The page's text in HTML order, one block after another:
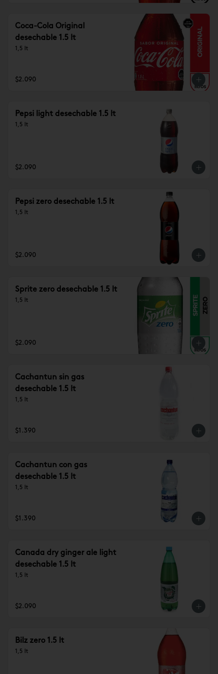
Coca-Cola Original
desechable 1.5 lt
1,5 lt
$2.090
Pepsi light desechable 1.5 lt
1,5 lt
$2.090
Pepsi zero desechable 1.5 lt
1,5 lt
$2.090
Sprite zero desechable 1.5 lt
1,5 lt
$2.090
Cachantun sin gas
desechable 1.5 lt
1,5 lt
$1.390
Cachantun con gas
desechable 1.5 lt
1,5 lt
$1.390
Canada dry ginger ale light
desechable 1.5 lt
1,5 lt
$2.090
Bilz zero 1.5 lt
1,5 lt